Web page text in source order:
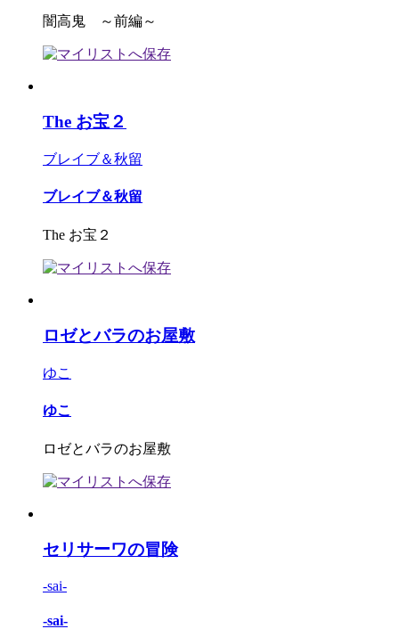
闇高鬼 ～前編～
The お宝２
ブレイブ＆秋留
ブレイブ＆秋留
The お宝２
ロゼとバラのお屋敷
ゆこ
ゆこ
ロゼとバラのお屋敷
セリサーワの冒険
-sai-
-sai-